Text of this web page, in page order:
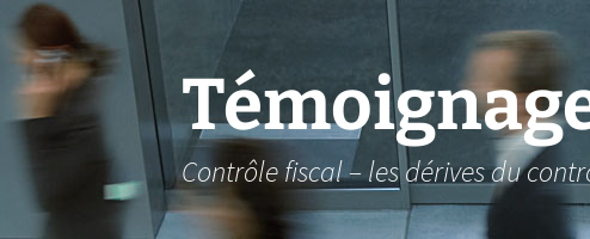
Aller
au
contenu
Contrôle fiscal – les dérives du